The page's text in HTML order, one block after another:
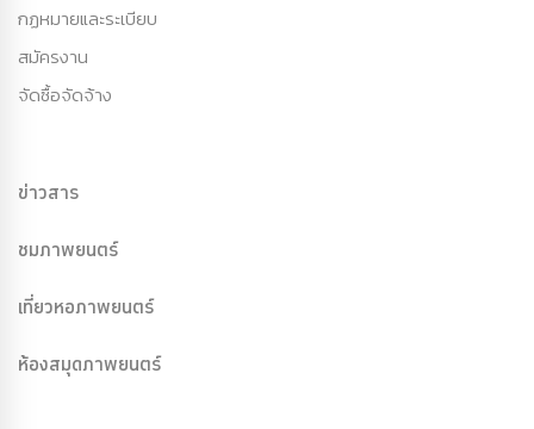
กฏหมายและระเบียบ
สมัครงาน
จัดซื้อจัดจ้าง
ข่าวสาร
ชมภาพยนตร์
เที่ยวหอภาพยนตร์
ห้องสมุดภาพยนตร์